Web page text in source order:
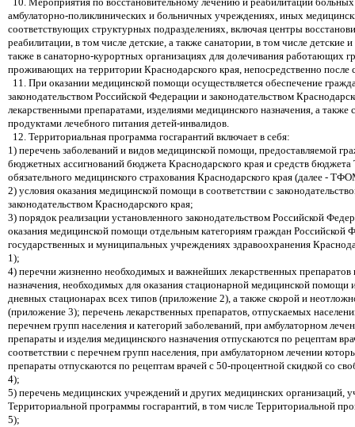
амбулаторно-поликлинических и больничных учреждениях, иных
соответствующих структурных подразделениях, включая центры
реабилитации, в том числе детские, а также санатории, в том числе детские
также в санаторно-курортных организациях для долечивания работающих
проживающих на территории Краснодарского края, непосредственно после
11. При оказании медицинской помощи осуществляется обеспечение
законодательством Российской Федерации и законодательством
лекарственными препаратами, изделиями медицинского назначения, а
продуктами лечебного питания детей-инвалидов.
12. Территориальная программа госгарантий включает в себя:
1) перечень заболеваний и видов медицинской помощи, предоставляемой
бюджетных ассигнований бюджета Краснодарского края и средств бюджета
обязательного медицинского страхования Краснодарского края (далее -
2) условия оказания медицинской помощи в соответствии с
законодательством Краснодарского края;
3) порядок реализации установленного законодательством Российской
оказания медицинской помощи отдельным категориям граждан Российской
государственных и муниципальных учреждениях здравоохранения
1);
4) перечни жизненно необходимых и важнейших лекарственных препаратов
назначения, необходимых для оказания стационарной медицинской
дневных стационарах всех типов (приложение 2), а также скорой и
(приложение 3); перечень лекарственных препаратов, отпускаемых
перечнем групп населения и категорий заболеваний, при амбулаторном
препараты и изделия медицинского назначения отпускаются по рецептам
соответствии с перечнем групп населения, при амбулаторном лечении
препараты отпускаются по рецептам врачей с 50-процентной скидкой со
4);
5) перечень медицинских учреждений и других медицинских организаций,
Территориальной программы госгарантий, в том числе Территориальной
5);